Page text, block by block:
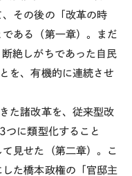
その後の「改革の時
ある（第一章）。まだ
絶しがちであった自民
を、有機的に連続させ
た諸改革を、従来型改
に類型化すること
見せた（第二章）。こ
た橋本政権の「官邸主